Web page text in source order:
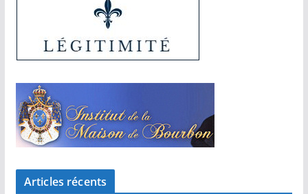
Articles récents